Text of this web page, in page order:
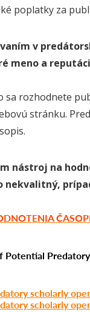
poplatky za
v
meno a
sa rozhodnete
stránku.
nástroj na
nekvalitný,
Potential
scholarly
scholarly